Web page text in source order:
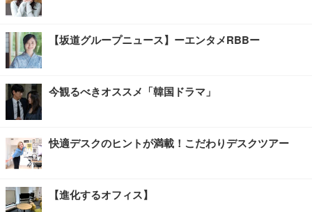
【坂道グループニュース】ーエンタメRBBー
今観るべきオススメ「韓国ドラマ」
快適デスクのヒントが満載！こだわりデスクツアー
【進化するオフィス】